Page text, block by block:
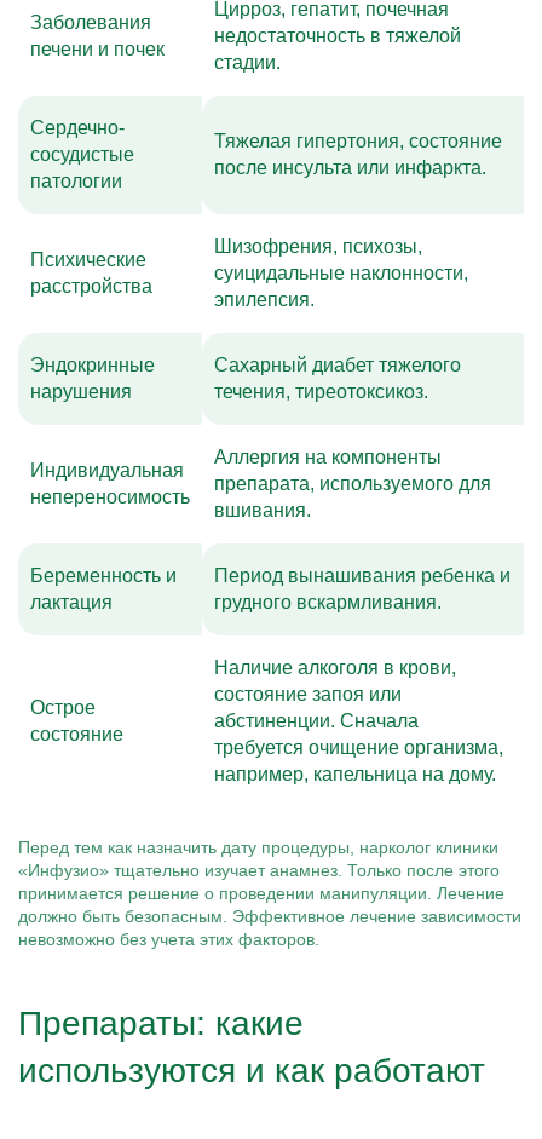
Заболевания
печени и почек
Цирроз, гепатит, почечная
недостаточность в тяжелой
стадии.
Сердечно-
сосудистые
патологии
Тяжелая гипертония, состояние
после инсульта или инфаркта.
Психические
расстройства
Шизофрения, психозы,
суицидальные наклонности,
эпилепсия.
Эндокринные
нарушения
Сахарный диабет тяжелого
течения, тиреотоксикоз.
Индивидуальная
непереносимость
Аллергия на компоненты
препарата, используемого для
вшивания.
Беременность и
лактация
Период вынашивания ребенка и
грудного вскармливания.
Острое
состояние
Наличие алкоголя в крови,
состояние запоя или
абстиненции. Сначала
требуется очищение организма,
например, капельница на дому.
Перед тем как назначить дату процедуры, нарколог клиники
«Инфузио» тщательно изучает анамнез. Только после этого
принимается решение о проведении манипуляции. Лечение
должно быть безопасным. Эффективное лечение зависимости
невозможно без учета этих факторов.
Препараты: какие
используются и как работают